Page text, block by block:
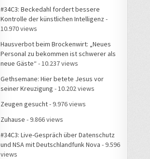
#34C3: Beckedahl fordert bessere
Kontrolle der künstlichen Intelligenz -
10.970 views
Hausverbot beim Brockenwirt: „Neues
Personal zu bekommen ist schwerer als
neue Gäste“ - 10.237 views
Gethsemane: Hier betete Jesus vor
seiner Kreuzigung - 10.202 views
Zeugen gesucht- 9.976 views
Zuhause - 9.866 views
#34C3: Live-Gespräch über Datenschutz
und NSA mit Deutschlandfunk Nova - 9.596
views